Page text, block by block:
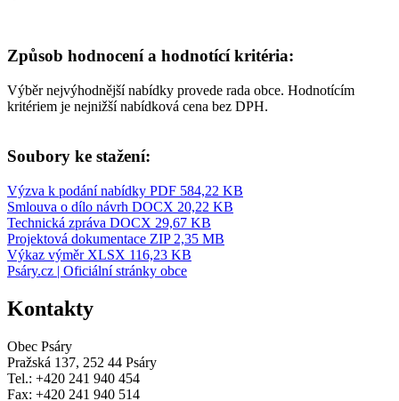
Způsob hodnocení a hodnotící kritéria:
Výběr nejvýhodnější nabídky provede rada obce. Hodnotícím
kritériem je nejnižší nabídková cena bez DPH.
Soubory ke stažení:
Výzva k podání nabídky PDF 584,22 KB
Smlouva o dílo návrh DOCX 20,22 KB
Technická zpráva DOCX 29,67 KB
Projektová dokumentace ZIP 2,35 MB
Výkaz výměr XLSX 116,23 KB
Psáry.cz | Oficiální stránky obce
Kontakty
Obec Psáry
Pražská 137, 252 44 Psáry
Tel.: +420 241 940 454
Fax: +420 241 940 514